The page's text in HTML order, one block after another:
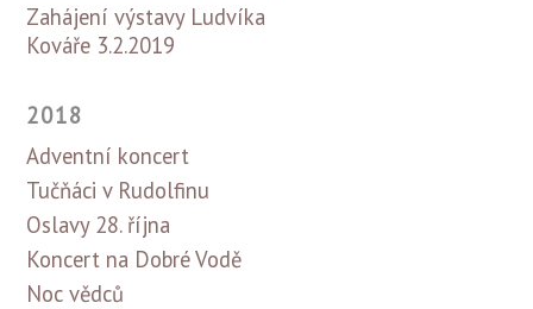
Zahájení výstavy Ludvíka
Kováře 3.2.2019
2018
Adventní koncert
Tučňáci v Rudolfinu
Oslavy 28. října
Koncert na Dobré Vodě
Noc vědců